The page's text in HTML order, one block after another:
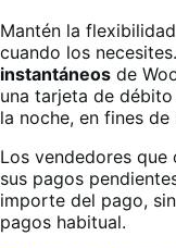
Mantén la
cuando los
instantáneos de
una tarjeta de
la noche, en fines
Los vendedores
sus pagos
importe del pago,
pagos habitual.